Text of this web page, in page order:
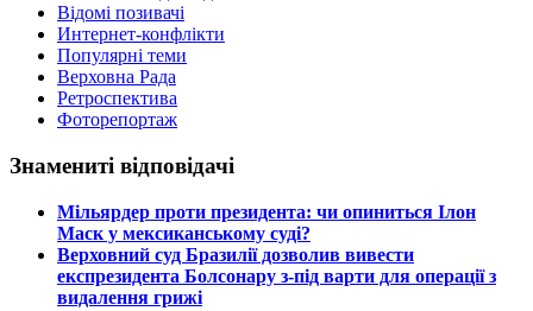
Відомі позивачі
Интернет-конфлікти
Популярні теми
Верховна Рада
Ретроспектива
Фоторепортаж
Знамениті відповідачі
​Мільярдер проти президента: чи опиниться Ілон
Маск у мексиканському суді?
​Верховний суд Бразилії дозволив вивести
експрезидента Болсонару з-під варти для операції з
видалення грижі